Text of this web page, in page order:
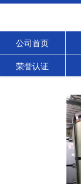
公司首页
荣誉认证